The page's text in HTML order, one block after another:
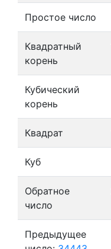
Простое число
Квадратный
корень
Кубический
корень
Квадрат
Куб
Обратное
число
Предыдущее